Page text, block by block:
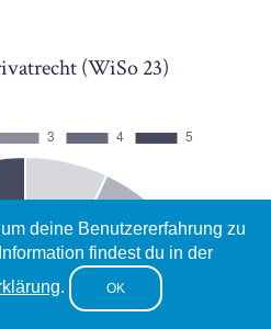
(WiSo 23)
deine Benutzererfahrung zu
findest du in der
. OK